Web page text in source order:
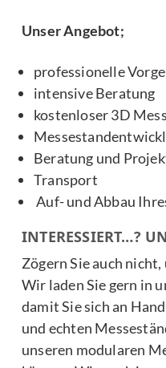
Unser Angebot;
professionelle
intensive Beratung
kostenloser 3D
Beratung und
Transport
Auf- und Abbau
INTERESSIERT…?
Zögern Sie auch
Wir laden Sie gern in
damit Sie sich an
und echten
unseren modularen